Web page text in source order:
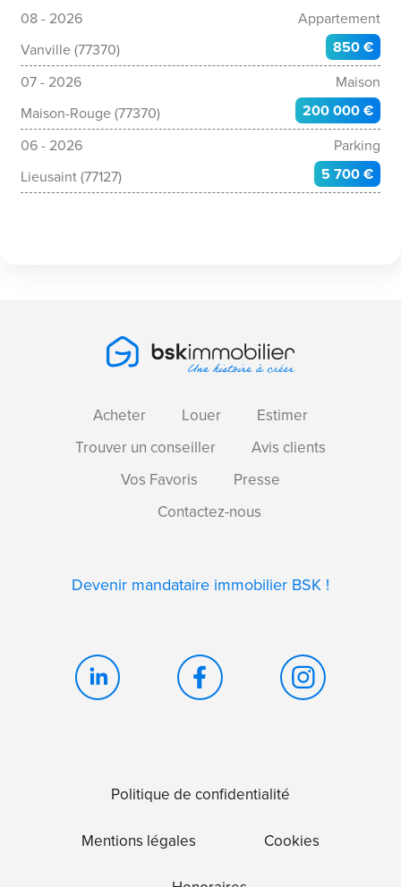
08 - 2026
Appartement
Vanville (77370)
850 €
07 - 2026
Maison
Maison-Rouge (77370)
200 000 €
06 - 2026
Parking
Lieusaint (77127)
5 700 €
Acheter Louer
Estimer
Trouver un conseiller
Avis clients
Vos Favoris
Presse
Contactez-nous
Devenir mandataire immobilier BSK !
Politique de confidentialité
Mentions légales Cookies